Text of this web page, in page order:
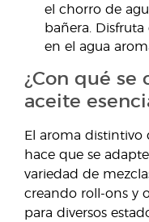
el chorro de
bañera.
en el agua
¿Con qué se
aceite
El aroma distintivo
hace que se
variedad de
creando roll-ons y
para diversos